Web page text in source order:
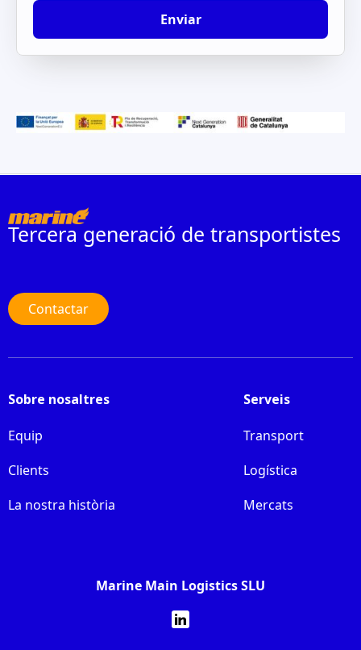
Tercera generació de transportistes
Contactar
Sobre nosaltres
Equip
Clients
La nostra història
Serveis
Transport
Logística
Mercats
Marine Main Logistics SLU